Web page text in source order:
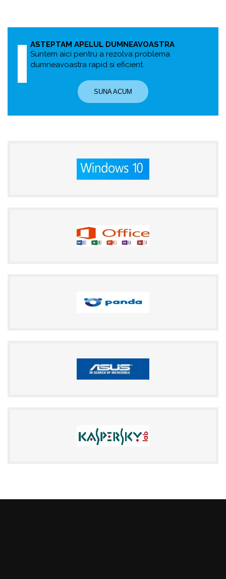
ASTEPTAM APELUL DUMNEAVOASTRA
Suntem aici pentru a rezolva problema
dumneavoastra rapid si eficient.
SUNA ACUM